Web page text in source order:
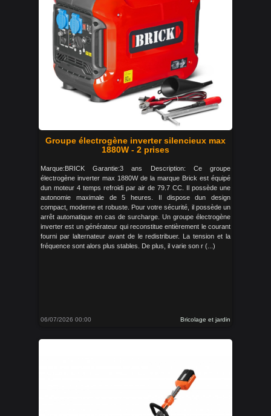
Groupe électrogène inverter silencieux max
1880W - 2 prises
Marque:BRICK Garantie:3 ans Description: Ce groupe
électrogène inverter max 1880W de la marque Brick est équipé
dun moteur 4 temps refroidi par air de 79.7 CC. Il possède une
autonomie maximale de 5 heures. Il dispose dun design
compact, moderne et robuste. Pour votre sécurité, il possède un
arrêt automatique en cas de surcharge. Un groupe électrogène
inverter est un générateur qui reconstitue entièrement le courant
fourni par lalternateur avant de le redistribuer. La tension et la
fréquence sont alors plus stables. De plus, il varie son r (...)
06/07/2026 00:00 Bricolage et jardin